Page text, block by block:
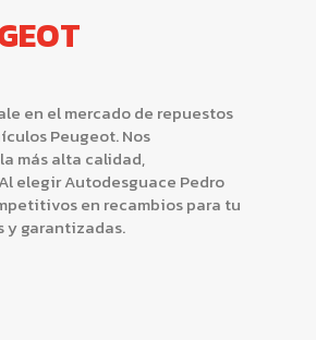
en el mercado de repuestos
Peugeot. Nos
más alta calidad,
elegir Autodesguace Pedro
en recambios para tu
y garantizadas.